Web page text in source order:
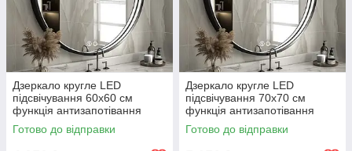
Дзеркало кругле LED
підсвічування 60х60 см
функція антизапотівання
Insana J-016 для ванної
кімнати
Готово до відправки
Дзеркало кругле LED
підсвічування 70х70 см
функція антизапотівання
Insana J-016 для ванної
кімнати
Готово до відправки